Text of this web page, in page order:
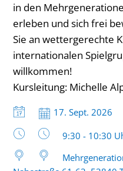
in den
erleben und sich frei
Sie an wettergerechte
internationalen
willkommen!
Kursleitung: Michelle
Datum:
17. Sept. 2026
Uhrzeit:
9:30 - 10:30